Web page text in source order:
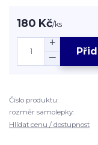
180 Kč/ks
Číslo produktu:
rozměr samolepky:
Hlídat cenu / dostupnost